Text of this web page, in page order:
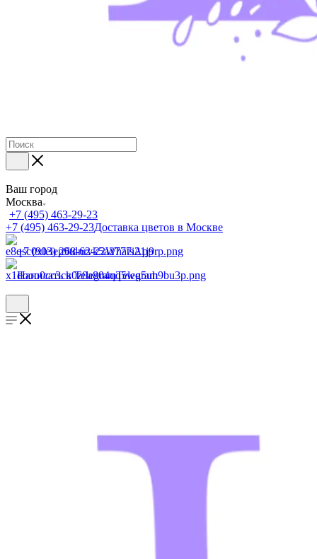
Ваш город
Москва
+7 (495) 463-29-23
+7 (495) 463-29-23Доставка цветов в Москве
+7 (903) 268-62-22WhatsApp
Написать в TelegramTelegram